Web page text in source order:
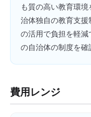
も質の高い教育環
治体独自の教育支
の活用で負担を軽
の自治体の制度を確
費用レンジ